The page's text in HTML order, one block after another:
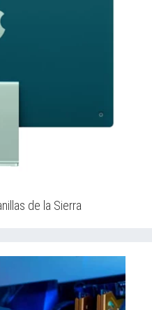
de la Sierra